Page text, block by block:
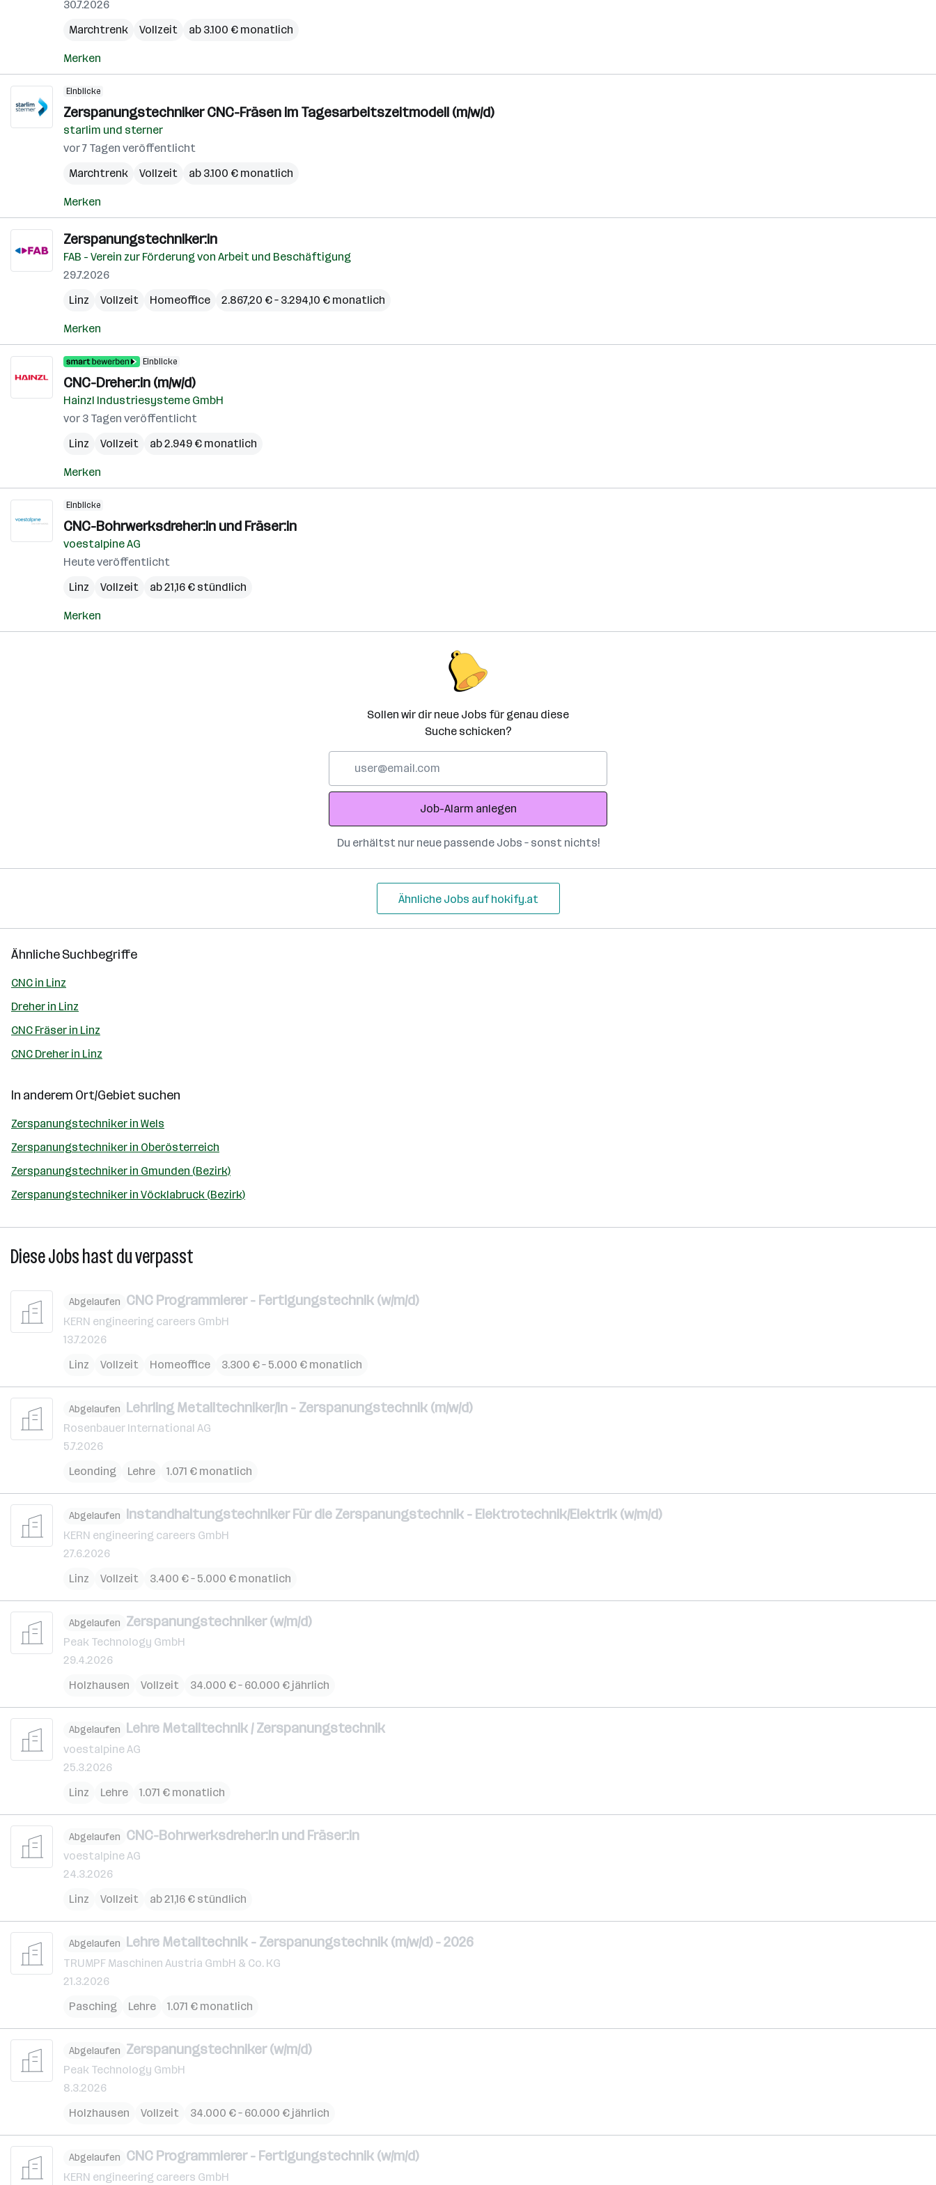
30.7.2026
Marchtrenk
Vollzeit ab 3.100 € monatlich
Merken
Einblicke
Zerspanungstechniker CNC-Fräsen im Tagesarbeitszeitmodell (m/w/d)
starlim und sterner
vor 7 Tagen veröffentlicht
Marchtrenk
Vollzeit ab 3.100 € monatlich
Merken
Zerspanungstechniker:in
FAB - Verein zur Förderung von Arbeit und Beschäftigung
29.7.2026
Linz
Vollzeit Homeoffice 2.867,20 € – 3.294,10 € monatlich
Merken
Einblicke
CNC-Dreher:in (m/w/d)
Hainzl Industriesysteme GmbH
vor 3 Tagen veröffentlicht
Linz
Vollzeit ab 2.949 € monatlich
Merken
Einblicke
CNC-Bohrwerksdreher:in und Fräser:in
voestalpine AG
Heute veröffentlicht
Linz
Vollzeit ab 21,16 € stündlich
Merken
Sollen wir dir neue Jobs für genau diese
Suche schicken?
Adresse
Job-Alarm anlegen
Du erhältst nur neue passende Jobs – sonst nichts!
Ähnliche Jobs auf hokify.at
Ähnliche Suchbegriffe
CNC in Linz
Dreher in Linz
CNC Fräser in Linz
CNC Dreher in Linz
In anderem Ort/Gebiet suchen
Zerspanungstechniker in Wels
Zerspanungstechniker in Oberösterreich
Zerspanungstechniker in Gmunden (Bezirk)
Zerspanungstechniker in Vöcklabruck (Bezirk)
Diese Jobs hast du verpasst
Abgelaufen CNC Programmierer - Fertigungstechnik (w/m/d)
KERN engineering careers GmbH
13.7.2026
Linz
Vollzeit Homeoffice 3.300 € – 5.000 € monatlich
Abgelaufen Lehrling Metalltechniker/in - Zerspanungstechnik (m/w/d)
Rosenbauer International AG
5.7.2026
Leonding
Lehre 1.071 € monatlich
Abgelaufen Instandhaltungstechniker Für die Zerspanungstechnik - Elektrotechnik/Elektrik (w/m/d)
KERN engineering careers GmbH
27.6.2026
Linz
Vollzeit 3.400 € – 5.000 € monatlich
Abgelaufen Zerspanungstechniker (w/m/d)
Peak Technology GmbH
29.4.2026
Holzhausen
Vollzeit 34.000 € – 60.000 € jährlich
Abgelaufen Lehre Metalltechnik / Zerspanungstechnik
voestalpine AG
25.3.2026
Linz
Lehre 1.071 € monatlich
Abgelaufen CNC-Bohrwerksdreher:in und Fräser:in
voestalpine AG
24.3.2026
Linz
Vollzeit ab 21,16 € stündlich
Abgelaufen Lehre Metalltechnik - Zerspanungstechnik (m/w/d) - 2026
TRUMPF Maschinen Austria GmbH & Co. KG
21.3.2026
Pasching
Lehre 1.071 € monatlich
Abgelaufen Zerspanungstechniker (w/m/d)
Peak Technology GmbH
8.3.2026
Holzhausen
Vollzeit 34.000 € – 60.000 € jährlich
Abgelaufen CNC Programmierer - Fertigungstechnik (w/m/d)
KERN engineering careers GmbH